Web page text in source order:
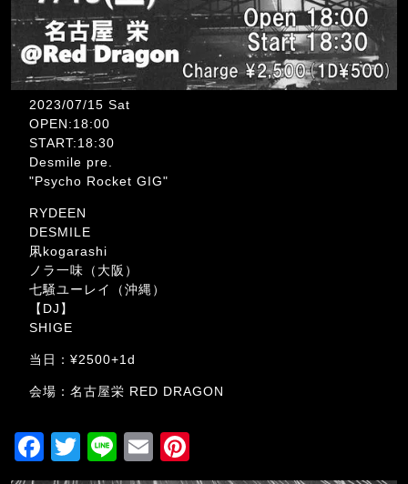
2023/07/15 Sat
OPEN:18:00
START:18:30
Desmile pre.
"Psycho Rocket GIG"
RYDEEN
DESMILE
凩kogarashi
ノラ一味（大阪）
七騒ユーレイ（沖縄）
【DJ】
SHIGE
当日：¥2500+1d
会場：名古屋栄 RED DRAGON
F
a
T
wi
Li
n
E
m nt